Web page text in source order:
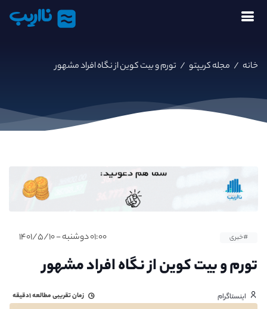
نااریب
خانه / مجله کریپتو / تورم و بیت کوین از نگاه افراد مشهور
#خبری ۰۱:۰۰ دوشنبه - ۱۴۰۱/۵/۱۰
تورم و بیت کوین از نگاه افراد مشهور
اینستاگرام زمان تقریبی مطالعه۱دقیقه